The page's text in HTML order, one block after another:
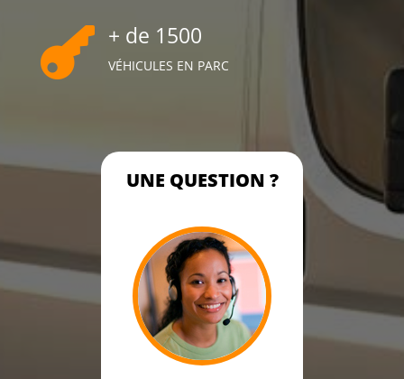
 + de 1500
VÉHICULES EN PARC
UNE QUESTION ?